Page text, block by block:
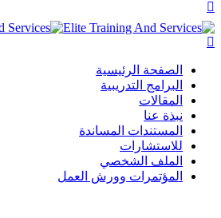
الصفحة الرئيسية
البرامج التدريبية
المقالات
نبذة عنا
المستندات المساندة
للاستشارات
الملف الشخصي
المؤتمرات وورش العمل